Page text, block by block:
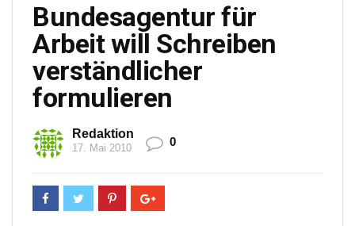
Bundesagentur für
Arbeit will Schreiben
verständlicher
formulieren
Redaktion
17. Mai 2010 0